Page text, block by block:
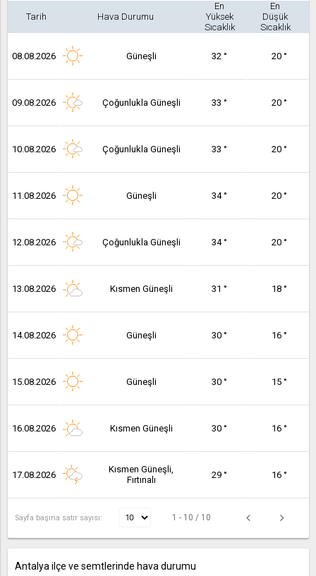
Tarih Hava Durumu
En
Yüksek
Sıcaklık
En
Düşük
Sıcaklık
08.08.2026 Güneşli 32 ° 20 °
09.08.2026 Çoğunlukla Güneşli 33 ° 20 °
10.08.2026 Çoğunlukla Güneşli 33 ° 20 °
11.08.2026 Güneşli 34 ° 20 °
12.08.2026 Çoğunlukla Güneşli 34 ° 20 °
13.08.2026 Kısmen Güneşli 31 ° 18 °
14.08.2026 Güneşli 30 ° 16 °
15.08.2026 Güneşli 30 ° 15 °
16.08.2026 Kısmen Güneşli 30 ° 16 °
17.08.2026
Kısmen Güneşli,
Fırtınalı
29 ° 16 °
Sayfa başına satır sayısı: 1 - 10 / 10
Antalya ilçe ve semtlerinde hava durumu